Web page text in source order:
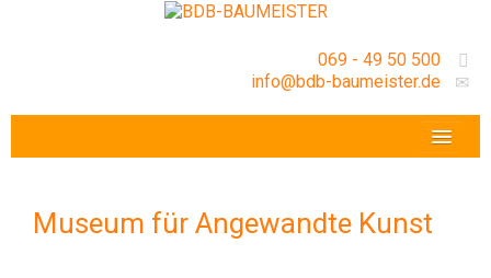
069 - 49 50 500
info@bdb-baumeister.de
Museum für Angewandte Kunst